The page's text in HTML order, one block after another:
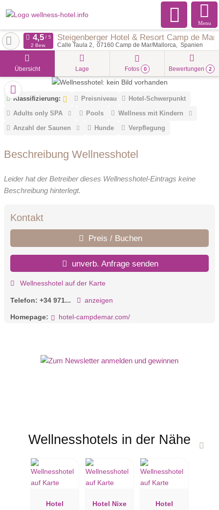
Menu
Steigenberger Hotel & Resort Camp de Mar
Calle Taula 2 07160 Camp de Mar/Mallorca Spanien
2 Bew.
Übersicht Lage Fotos 0 Bewertungen 2
Klassifizierung: Preisniveau
Hotel-Schwerpunkt
Adults only SPA
Pools
Wellness mit Kindern
Anzahl der Saunen
Hunde Verpflegung
Beschreibung Wellnesshotel
Leider hat der Betreiber dieses Wellnesshotel-Eintrags keine
Beschreibung hinterlegt.
Kontakt
Preis / Buchen
unverb. Anfrage senden
Wellnesshotel auf der Karte
Telefon: +34 971... anzeigen
Homepage: hotel-campdemar.com/
Wellnesshotels in der Nähe
Hotel
Hotel Nixe
Hotel